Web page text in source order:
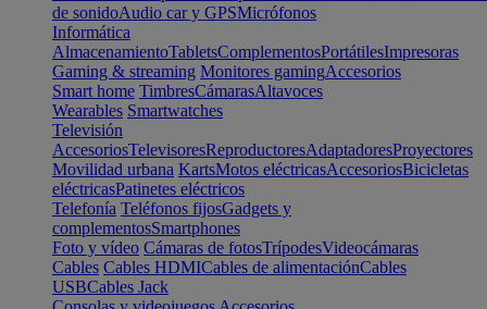
de sonidoAudio car y GPSMicrófonos
Informática
AlmacenamientoTabletsComplementosPortátilesImpresoras
Gaming & streaming Monitores gamingAccesorios
Smart home TimbresCámarasAltavoces
Wearables Smartwatches
Televisión
AccesoriosTelevisoresReproductoresAdaptadoresProyectores
Movilidad urbana KartsMotos eléctricasAccesoriosBicicletas
eléctricasPatinetes eléctricos
Telefonía Teléfonos fijosGadgets y
complementosSmartphones
Foto y vídeo Cámaras de fotosTrípodesVideocámaras
Cables Cables HDMICables de alimentaciónCables
USBCables Jack